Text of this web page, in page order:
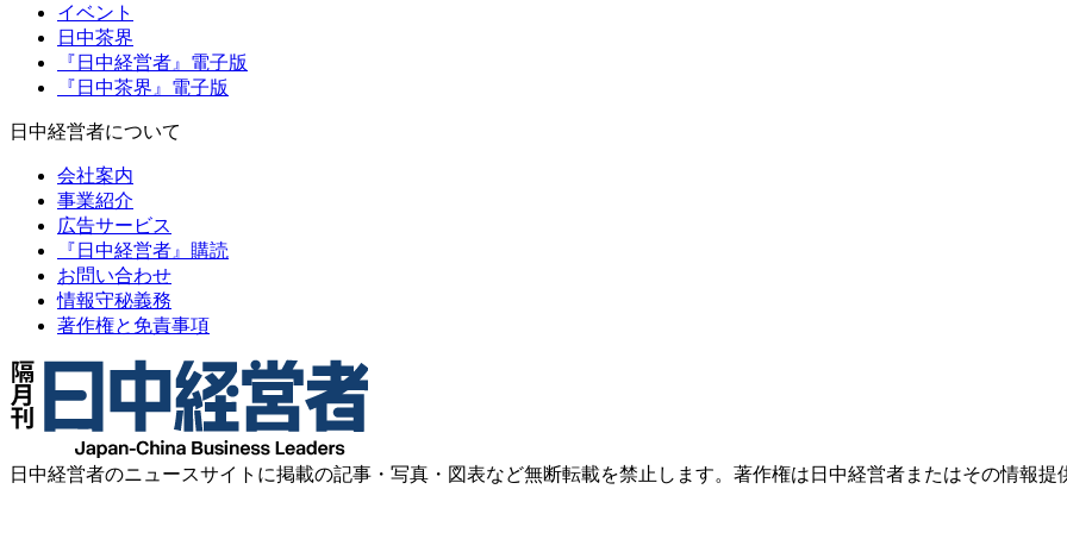
イベント
日中茶界
『日中経営者』電子版
『日中茶界』電子版
日中経営者について
会社案内
事業紹介
広告サービス
『日中経営者』購読
お問い合わせ
情報守秘義務
著作権と免責事項
日中経営者のニュースサイトに掲載の記事・写真・図表など無断転載を禁止します。著作権は日中経営者またはその情報提